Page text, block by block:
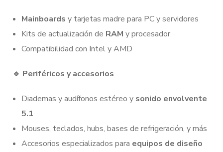
Mainboards y tarjetas madre para PC y servidores
Kits de actualización de RAM y procesador
Compatibilidad con Intel y AMD
🔹 Periféricos y accesorios
Diademas y audífonos estéreo y sonido envolvente
5.1
Mouses, teclados, hubs, bases de refrigeración, y más
Accesorios especializados para equipos de diseño